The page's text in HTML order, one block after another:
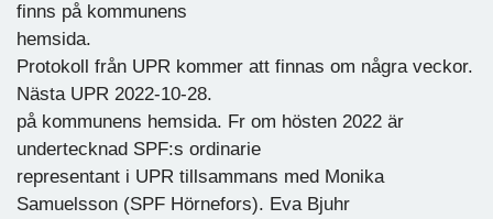
finns på kommunens
hemsida.
Protokoll från UPR kommer att finnas om några veckor.
Nästa UPR 2022-10-28.
på kommunens hemsida. Fr om hösten 2022 är
undertecknad SPF:s ordinarie
representant i UPR tillsammans med Monika
Samuelsson (SPF Hörnefors). Eva Bjuhr